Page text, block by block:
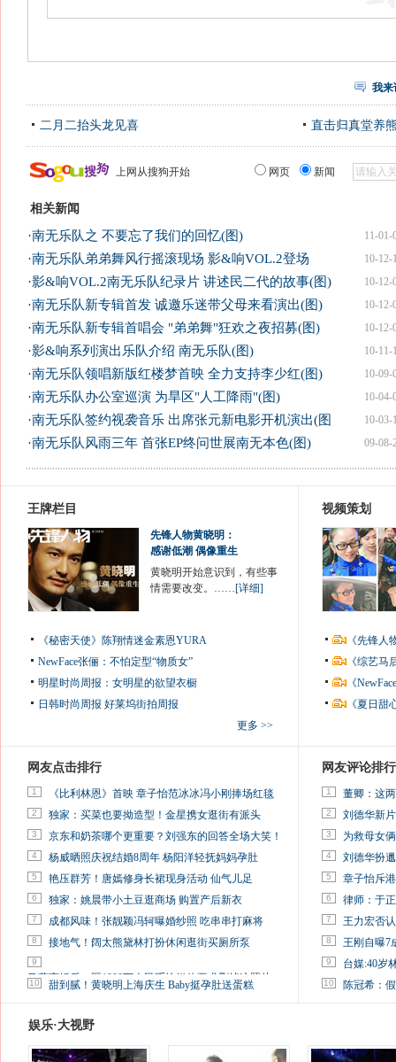
我来
二月二抬头龙见喜 直击归真堂养
上网从搜狗开始 网页 新闻
相关新闻
11-01-
·南无乐队之 不要忘了我们的回忆(图)
10-12-
·南无乐队弟弟舞风行摇滚现场 影&响VOL.2登场
10-12-
·影&响VOL.2南无乐队纪录片 讲述民二代的故事(图)
10-12-
·南无乐队新专辑首发 诚邀乐迷带父母来看演出(图)
10-12-
·南无乐队新专辑首唱会 "弟弟舞"狂欢之夜招募(图)
10-11-
·影&响系列演出乐队介绍 南无乐队(图)
10-09-
·南无乐队领唱新版红楼梦首映 全力支持李少红(图)
10-04-
·南无乐队办公室巡演 为旱区"人工降雨"(图)
10-03-
·南无乐队签约视袭音乐 出席张元新电影开机演出(图
09-08-
·南无乐队风雨三年 首张EP终问世展南无本色(图)
王牌栏目
先锋人物黄晓明：
感谢低潮 偶像重生
黄晓明开始意识到，有些事
情需要改变。……[详细]
《秘密天使》陈翔情迷金素恩YURA
NewFace张俪：不怕定型“物质女”
明星时尚周报：女明星的欲望衣橱
日韩时尚周报 好莱坞街拍周报
更多 >>
视频策划
《先锋
《综艺
《
《夏日
网友点击排行
1 《比利林恩》首映 章子怡范冰冰冯小刚捧场红毯
2 独家：买菜也要拗造型！金星携女逛街有派头
3 京东和奶茶哪个更重要？刘强东的回答全场大笑！
4 杨威晒照庆祝结婚8周年 杨阳洋轻抚妈妈孕肚
5 艳压群芳！唐嫣修身长裙现身活动 仙气儿足
6 独家：姚晨带小土豆逛商场 购置产后新衣
7 成都风味！张靓颖冯轲曝婚纱照 吃串串打麻将
8 接地气！阔太熊黛林打扮休闲逛街买厕所泵
9
马蓉离婚后，砸1000万人民币给媒体要求删掉这照片
10 甜到腻！黄晓明上海庆生 Baby挺孕肚送蛋糕
网友评论排行
1 董卿：这
2 刘德华新
3 为救母女
4 刘德华扮
5 章子怡斥
6 律师：于
7 王力宏否
8 王刚自曝7
9 台媒:40岁
10 陈冠希：
娱乐·大视野